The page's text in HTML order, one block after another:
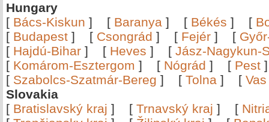
Hungary
[ Bács-Kiskun ] [ Baranya ] [ Békés ] [
[ Budapest ] [ Csongrád ] [ Fejér ] [
[ Hajdú-Bihar ] [ Heves ] [ Jász-Nagykun-
[ Komárom-Esztergom ] [ Nógrád ] [ Pest
[ Szabolcs-Szatmár-Bereg ] [ Tolna ] [ Vas
Slovakia
[ Bratislavský kraj ] [ Trnavský kraj ] [